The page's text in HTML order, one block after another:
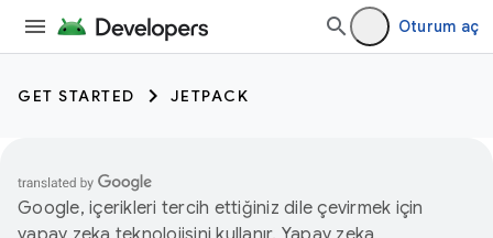
Oturum aç
GET STARTED JETPACK
Google, içerikleri tercih ettiğiniz dile çevirmek için